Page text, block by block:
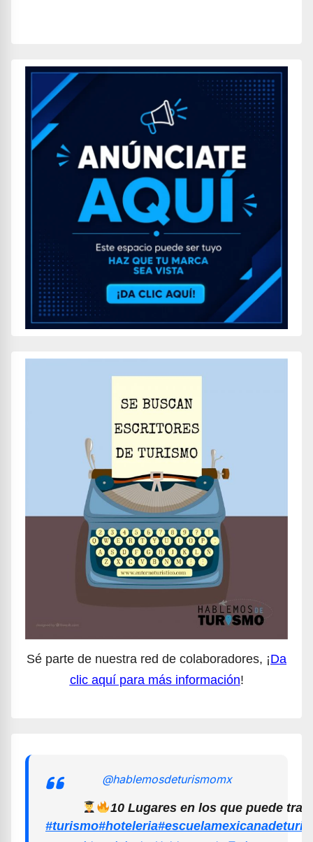
Sé parte de nuestra red de colaboradores, ¡Da
clic aquí para más información!
@hablemosdeturismomx
10 Lugares en los que puede
#turismo#hoteleria